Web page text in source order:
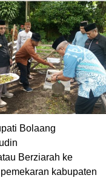
Bolaang
Berziarah ke
kabupaten